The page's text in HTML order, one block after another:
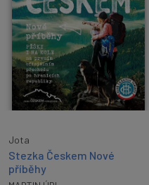
Jota
Stezka Českem Nové
příběhy